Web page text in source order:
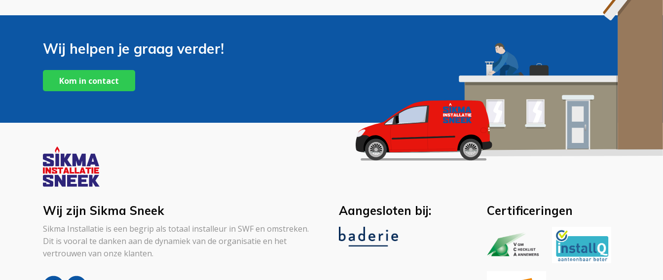
Wij helpen je graag verder!
Kom in contact
Wij zijn Sikma Sneek
Sikma Installatie is een begrip als totaal installeur in SWF en omstreken.
Dit is vooral te danken aan de dynamiek van de organisatie en het
vertrouwen van onze klanten.
Aangesloten bij: Certificeringen